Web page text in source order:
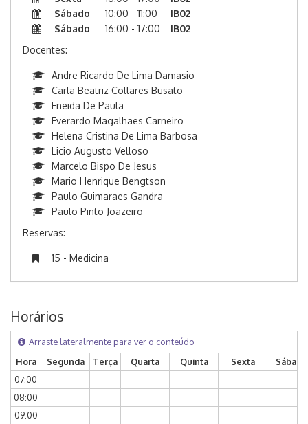
Sábado
10:00 - 11:00
IB02
Sábado
16:00 - 17:00
IB02
Docentes:
Andre Ricardo De Lima Damasio
Carla Beatriz Collares Busato
Eneida De Paula
Everardo Magalhaes Carneiro
Helena Cristina De Lima Barbosa
Licio Augusto Velloso
Marcelo Bispo De Jesus
Mario Henrique Bengtson
Paulo Guimaraes Gandra
Paulo Pinto Joazeiro
Reservas:
15 - Medicina
Horários
Arraste lateralmente para ver o conteúdo
Hora
Segunda Terça Quarta Quinta Sexta
Sábado
07:00
08:00
09:00